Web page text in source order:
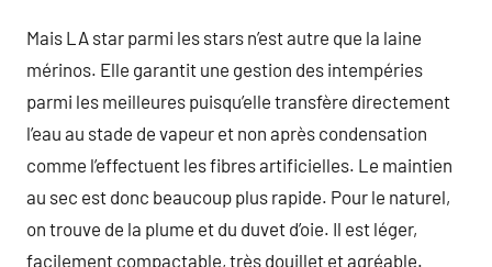
Mais LA star parmi les stars n’est autre que la laine
mérinos. Elle garantit une gestion des intempéries
parmi les meilleures puisqu’elle transfère directement
l’eau au stade de vapeur et non après condensation
comme l’effectuent les fibres artificielles. Le maintien
au sec est donc beaucoup plus rapide. Pour le naturel,
on trouve de la plume et du duvet d’oie. Il est léger,
facilement compactable, très douillet et agréable.